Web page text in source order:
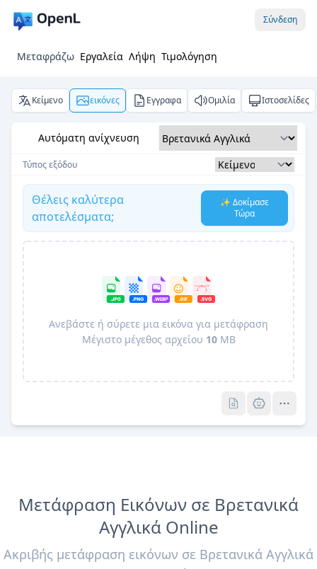
Σύνδεση
Μεταφράζω Εργαλεία Λήψη Τιμολόγηση
Κείμενο εικόνες Εγγραφα Ομιλία Ιστοσελίδες
Αυτόματη ανίχνευση
Τύπος εξόδου
Θέλεις καλύτερα
αποτελέσματα;
✨ Δοκίμασε
Τώρα
Ανεβάστε ή σύρετε μια εικόνα για μετάφραση
Μέγιστο μέγεθος αρχείου 10MB
Μετάφραση Εικόνων σε Βρετανικά
Αγγλικά Online
Ακριβής μετάφραση εικόνων σε Βρετανικά Αγγλικά